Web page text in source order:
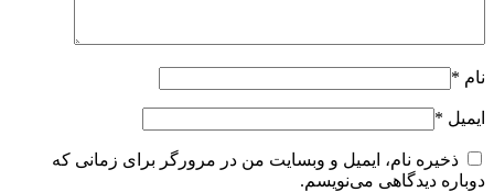
نام *
ایمیل *
ذخیره نام، ایمیل و وبسایت من در مرورگر برای زمانی که
دوباره دیدگاهی می‌نویسم.